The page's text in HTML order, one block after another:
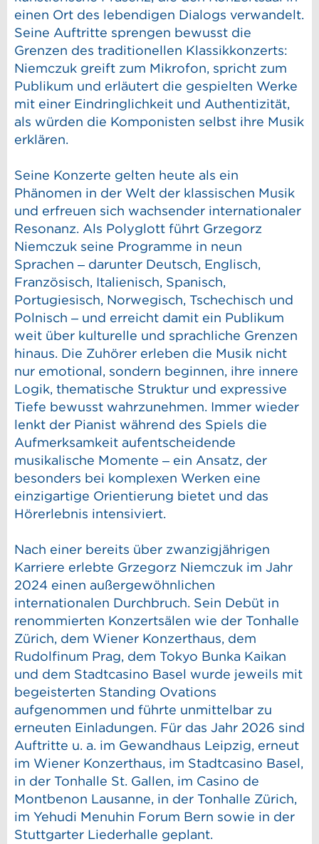
einen Ort des lebendigen Dialogs verwandelt.
Seine Auftritte sprengen bewusst die
Grenzen des traditionellen Klassikkonzerts:
Niemczuk greift zum Mikrofon, spricht zum
Publikum und erläutert die gespielten Werke
mit einer Eindringlichkeit und Authentizität,
als würden die Komponisten selbst ihre Musik
erklären.
Seine Konzerte gelten heute als ein
Phänomen in der Welt der klassischen Musik
und erfreuen sich wachsender internationaler
Resonanz. Als Polyglott führt Grzegorz
Niemczuk seine Programme in neun
Sprachen – darunter Deutsch, Englisch,
Französisch, Italienisch, Spanisch,
Portugiesisch, Norwegisch, Tschechisch und
Polnisch – und erreicht damit ein Publikum
weit über kulturelle und sprachliche Grenzen
hinaus. Die Zuhörer erleben die Musik nicht
nur emotional, sondern beginnen, ihre innere
Logik, thematische Struktur und expressive
Tiefe bewusst wahrzunehmen. Immer wieder
lenkt der Pianist während des Spiels die
Aufmerksamkeit aufentscheidende
musikalische Momente – ein Ansatz, der
besonders bei komplexen Werken eine
einzigartige Orientierung bietet und das
Hörerlebnis intensiviert.
Nach einer bereits über zwanzigjährigen
Karriere erlebte Grzegorz Niemczuk im Jahr
2024 einen außergewöhnlichen
internationalen Durchbruch. Sein Debüt in
renommierten Konzertsälen wie der Tonhalle
Zürich, dem Wiener Konzerthaus, dem
Rudolfinum Prag, dem Tokyo Bunka Kaikan
und dem Stadtcasino Basel wurde jeweils mit
begeisterten Standing Ovations
aufgenommen und führte unmittelbar zu
erneuten Einladungen. Für das Jahr 2026 sind
Auftritte u. a. im Gewandhaus Leipzig, erneut
im Wiener Konzerthaus, im Stadtcasino Basel,
in der Tonhalle St. Gallen, im Casino de
Montbenon Lausanne, in der Tonhalle Zürich,
im Yehudi Menuhin Forum Bern sowie in der
Stuttgarter Liederhalle geplant.